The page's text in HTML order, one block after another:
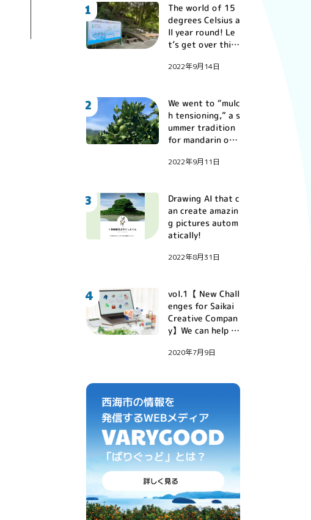
1 The world of 15
degrees Celsius a
ll year round! Le
t’s get over this
ummer heat at N
2022年9月14日
2 We went to “mulc
h tensioning,” a s
ummer tradition
for mandarin ora
2022年9月11日
3 Drawing AI that c
an create amazin
g pictures autom
atically!
2022年8月31日
4 vol.1【 New Chall
enges for Saikai
Creative Compan
y】We can help y
ne store and LIN
2020年7月9日